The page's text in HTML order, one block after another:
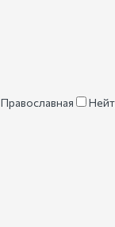
Православная